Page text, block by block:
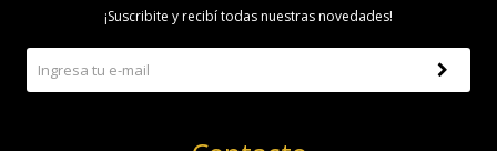
¡Suscribite y recibí todas nuestras novedades!